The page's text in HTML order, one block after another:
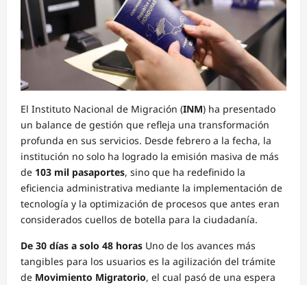
El Instituto Nacional de Migración (INM) ha presentado
un balance de gestión que refleja una transformación
profunda en sus servicios. Desde febrero a la fecha, la
institución no solo ha logrado la emisión masiva de más
de 103 mil pasaportes, sino que ha redefinido la
eficiencia administrativa mediante la implementación de
tecnología y la optimización de procesos que antes eran
considerados cuellos de botella para la ciudadanía.
De 30 días a solo 48 horas Uno de los avances más
tangibles para los usuarios es la agilización del trámite
de Movimiento Migratorio, el cual pasó de una espera